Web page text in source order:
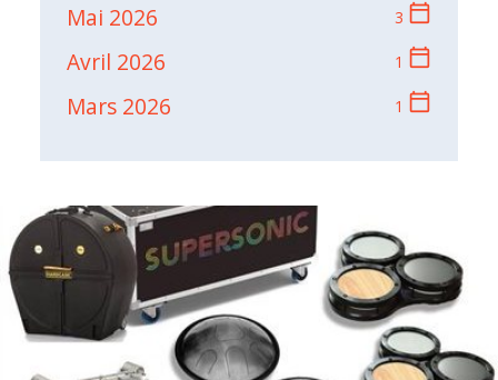
Mai 2026 3 calendar_today
Avril 2026 1 calendar_today
Mars 2026 1 calendar_today